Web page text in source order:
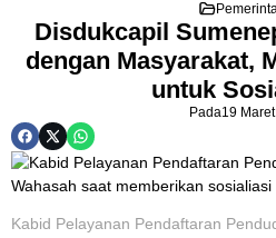
Disdukcapil
dengan Masyarakat,
untuk
Pada19
Kabid Pelayanan Pendaftaran